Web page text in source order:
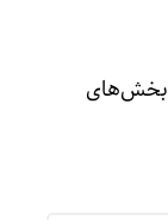
بخش‌های